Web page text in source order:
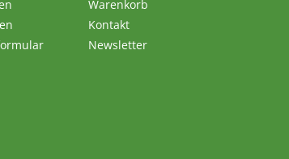
Warenkorb
Kontakt
Newsletter